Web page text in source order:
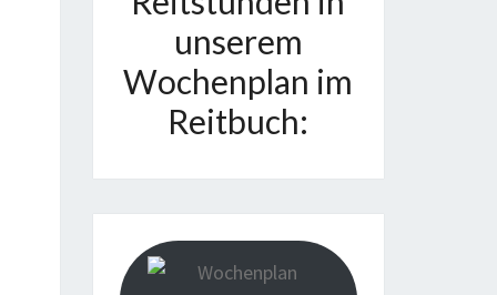
unserem
Wochenplan im
Reitbuch: